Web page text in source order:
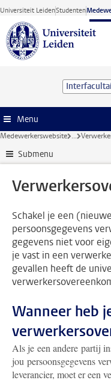
Ga direct naar de inhoud
Universiteit LeidenStudenten
Menu
Medewerkerswebsite ...
Submenu
Schakel je een
persoonsgegevens
gegevens niet voor
je vast in een
gevallen heeft de
Wanneer heb
Als je een andere partij
jou persoonsgegevens
leverancier, moet er een